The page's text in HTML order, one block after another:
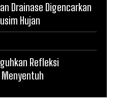
Drainase Digencarkan
Hujan
Refleksi